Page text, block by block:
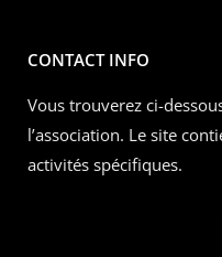
CONTACT INFO
Vous trouverez ci-
l’association. Le site
activités spécifiques.